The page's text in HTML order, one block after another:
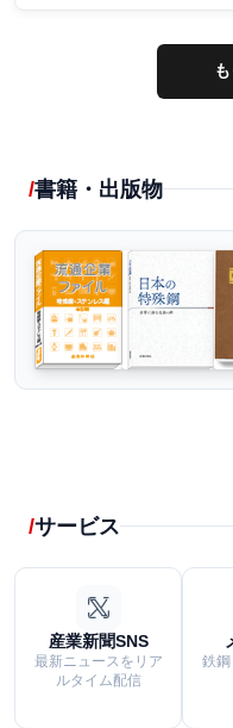
書籍・出版物
サービス
産業新聞SNS
最新ニュースをリア
ルタイム配信
鉄